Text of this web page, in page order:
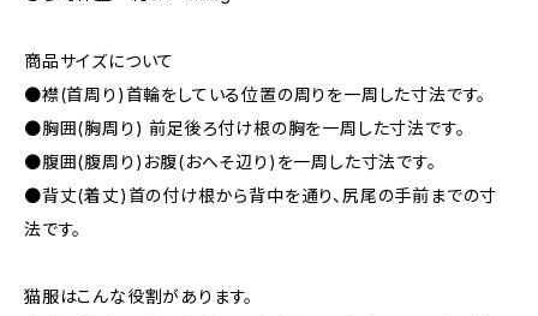
商品サイズについて
●襟(首周り)首輪をしている位置の周りを一周した寸法です。
●胸囲(胸周り) 前足後ろ付け根の胸を一周した寸法です。
●腹囲(腹周り)お腹(おへそ辺り)を一周した寸法です。
●背丈(着丈)首の付け根から背中を通り、尻尾の手前までの寸
法です。
猫服はこんな役割があります。